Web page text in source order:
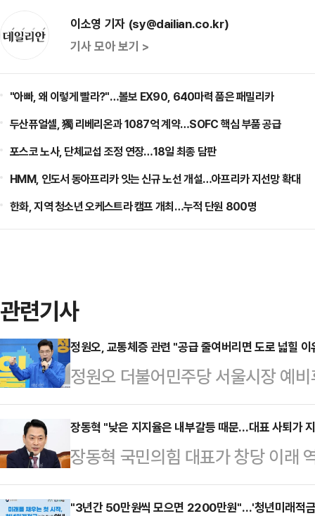
이소영 기자 (sy@dailian.co.kr)
기사 모아 보기 >
"아빠, 왜 이렇게 빨라?"…볼보 EX90, 640마력 품은 패밀리카
두산퓨얼셀, 獨 리베리온과 1087억 계약…SOFC 핵심 부품 공급
포스코 노사, 단체교섭 조정 연장…18일 최종 담판
HMM, 인도서 동아프리카 잇는 신규 노선 개설…아프리카 지선망 확대
한화, 지역 청소년 오케스트라 캠프 개최…누적 단원 800명
관련기사
정원오, 교통체증 관련 "공급 줄여버리면 도로 넓힐 이
정원오 더불어민주당 서울시장 예
신 '자동차 공급 축소'를 제시해 논
예비후보는 지난 22일 서울 중구
울 인(人)터뷰'에서 "지금 도로 넓
들어가는데 넓혀봐야 차가 더 늘어
장동혁 "낮은 지지율은 내부갈등 때문…대표 사퇴가
장동혁 국민의힘 대표가 창당 이래
율과 관련해 "내부 갈등들로 인해
"3년간 50만원씩 모으면 2200만원"…'청년미래적